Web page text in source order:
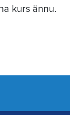
kurs ännu.